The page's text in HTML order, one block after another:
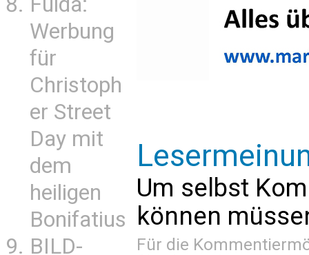
Werbung
für
Christoph
er Street
Day mit
dem
heiligen
Bonifatius
BILD-
Um selbst
können
Für die